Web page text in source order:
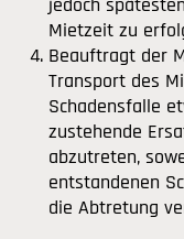
Mietzeit zu
Beauftragt der
Transport des
Schadensfalle
zustehende
abzutreten,
entstandenen
die Abtretung